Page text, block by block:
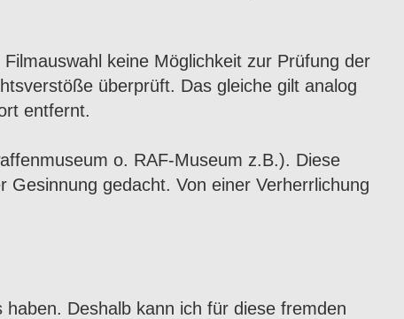
keine Möglichkeit zur Prüfung der
überprüft. Das gleiche gilt analog
entfernt.
o. RAF-Museum z.B.). Diese
gedacht. Von einer Verherrlichung
Deshalb kann ich für diese fremden